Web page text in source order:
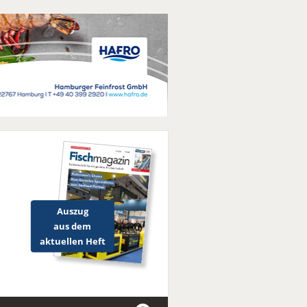
Auszug
aus dem
aktuellen Heft